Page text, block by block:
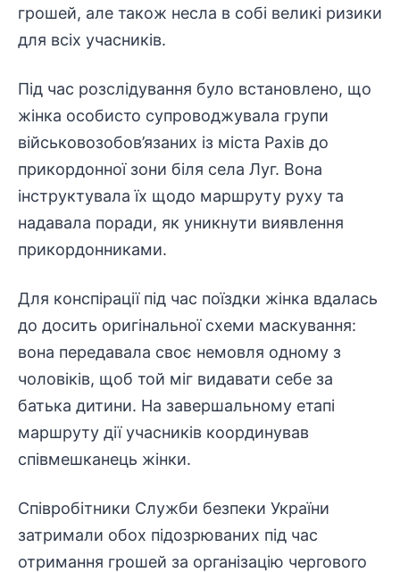
грошей, але також несла в собі великі ризики
для всіх учасників.
Під час розслідування було встановлено, що
жінка особисто супроводжувала групи
військовозобов’язаних із міста Рахів до
прикордонної зони біля села Луг. Вона
інструктувала їх щодо маршруту руху та
надавала поради, як уникнути виявлення
прикордонниками.
Для конспірації під час поїздки жінка вдалась
до досить оригінальної схеми маскування:
вона передавала своє немовля одному з
чоловіків, щоб той міг видавати себе за
батька дитини. На завершальному етапі
маршруту дії учасників координував
співмешканець жінки.
Співробітники Служби безпеки України
затримали обох підозрюваних під час
отримання грошей за організацію чергового